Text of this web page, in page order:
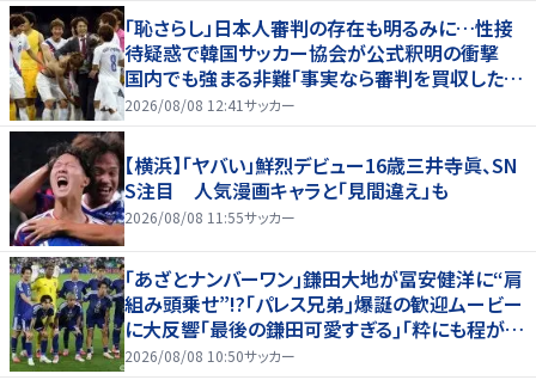
「恥さらし」日本人審判の存在も明るみに…性接
待疑惑で韓国サッカー協会が公式釈明の衝撃
国内でも強まる非難「事実なら審判を買収したこ
とになる」
2026/08/08 12:41サッカー
【横浜】「ヤバい」鮮烈デビュー16歳三井寺眞、SN
S注目 人気漫画キャラと「見間違え」も
2026/08/08 11:55サッカー
｢あざとナンバーワン｣鎌田大地が冨安健洋に“肩
組み頭乗せ”!?｢パレス兄弟｣爆誕の歓迎ムービー
に大反響｢最後の鎌田可愛すぎる｣｢粋にも程があ
る！」
2026/08/08 10:50サッカー